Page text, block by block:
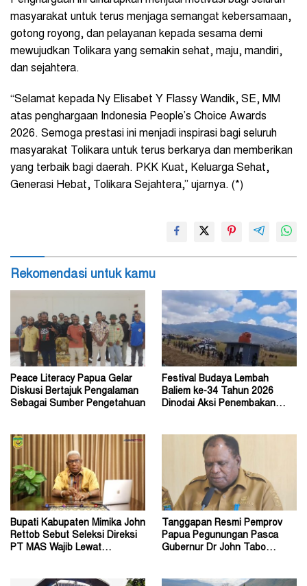
masyarakat untuk terus menjaga semangat kebersamaan,
gotong royong, dan pelayanan kepada sesama demi
mewujudkan Tolikara yang semakin sehat, maju, mandiri,
dan sejahtera.
“Selamat kepada Ny Elisabet Y Flassy Wandik, SE, MM
atas penghargaan Indonesia People’s Choice Awards
2026. Semoga prestasi ini menjadi inspirasi bagi seluruh
masyarakat Tolikara untuk terus berkarya dan memberikan
yang terbaik bagi daerah. PKK Kuat, Keluarga Sehat,
Generasi Hebat, Tolikara Sejahtera,” ujarnya. (*)
Rekomendasi untuk kamu
Peace Literacy Papua Gelar
Diskusi Bertajuk Pengalaman
Sebagai Sumber Pengetahuan
Festival Budaya Lembah
Baliem ke-34 Tahun 2026
Dinodai Aksi Penembakan
Bupati Kabupaten Mimika John
Rettob Sebut Seleksi Direksi
PT MAS Wajib Lewat
Tanggapan Resmi Pemprov
Papua Pegunungan Pasca
Gubernur Dr John Tabo